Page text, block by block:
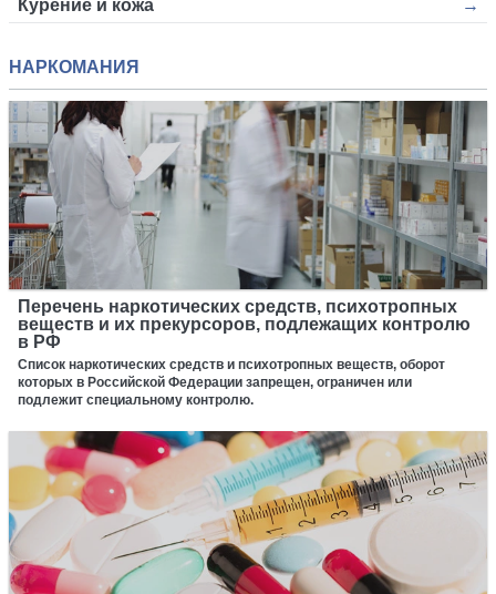
Курение и кожа
НАРКОМАНИЯ
Перечень наркотических средств, психотропных
веществ и их прекурсоров, подлежащих контролю
в РФ
Список наркотических средств и психотропных веществ, оборот
которых в Российской Федерации запрещен, ограничен или
подлежит специальному контролю.